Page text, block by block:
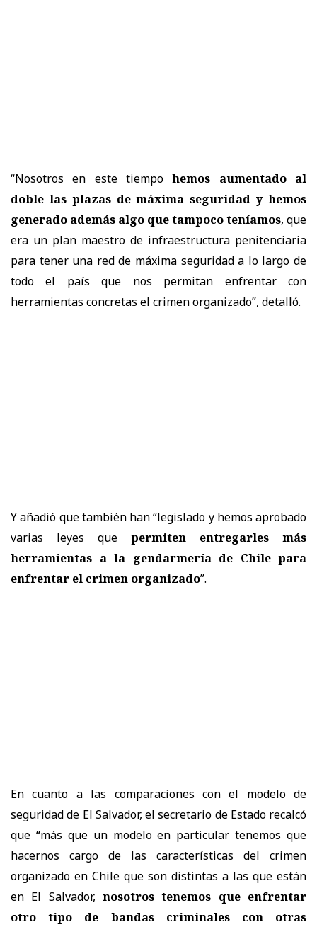
“Nosotros en este tiempo hemos aumentado al
doble las plazas de máxima seguridad y hemos
generado además algo que tampoco teníamos, que
era un plan maestro de infraestructura penitenciaria
para tener una red de máxima seguridad a lo largo de
todo el país que nos permitan enfrentar con
herramientas concretas el crimen organizado”, detalló.
Y añadió que también han “legislado y hemos aprobado
varias leyes que permiten entregarles más
herramientas a la gendarmería de Chile para
enfrentar el crimen organizado”.
En cuanto a las comparaciones con el modelo de
seguridad de El Salvador, el secretario de Estado recalcó
que “más que un modelo en particular tenemos que
hacernos cargo de las características del crimen
organizado en Chile que son distintas a las que están
en El Salvador, nosotros tenemos que enfrentar
otro tipo de bandas criminales con otras